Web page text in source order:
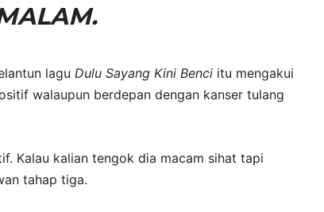
lagu Dulu Sayang Kini Benci itu mengakui
walaupun berdepan dengan kanser tulang
Kalau kalian tengok dia macam sihat tapi
tahap tiga.